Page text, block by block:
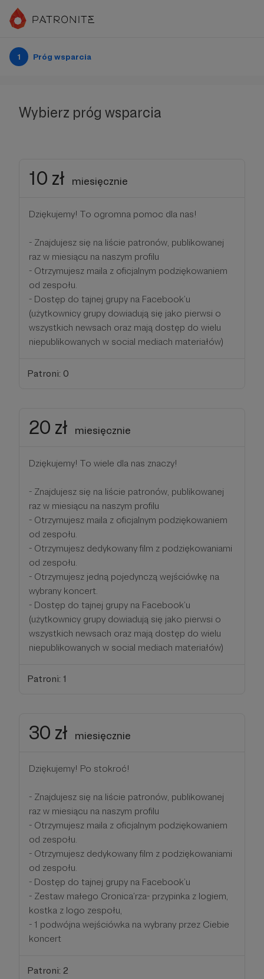
1 Próg wsparcia
Wybierz próg wsparcia
10 zł miesięcznie
Dziękujemy! To ogromna pomoc dla nas!
- Znajdujesz się na liście patronów, publikowanej
raz w miesiącu na naszym profilu
- Otrzymujesz maila z oficjalnym podziękowaniem
od zespołu.
- Dostęp do tajnej grupy na Facebook’u
(użytkownicy grupy dowiadują się jako pierwsi o
wszystkich newsach oraz mają dostęp do wielu
niepublikowanych w social mediach materiałów)
Patroni: 0
20 zł miesięcznie
Dziękujemy! To wiele dla nas znaczy!
- Znajdujesz się na liście patronów, publikowanej
raz w miesiącu na naszym profilu
- Otrzymujesz maila z oficjalnym podziękowaniem
od zespołu.
- Otrzymujesz dedykowany film z podziękowaniami
od zespołu.
- Otrzymujesz jedną pojedynczą wejściówkę na
wybrany koncert.
- Dostęp do tajnej grupy na Facebook’u
(użytkownicy grupy dowiadują się jako pierwsi o
wszystkich newsach oraz mają dostęp do wielu
niepublikowanych w social mediach materiałów)
Patroni: 1
30 zł miesięcznie
Dziękujemy! Po stokroć!
- Znajdujesz się na liście patronów, publikowanej
raz w miesiącu na naszym profilu
- Otrzymujesz maila z oficjalnym podziękowaniem
od zespołu.
- Otrzymujesz dedykowany film z podziękowaniami
od zespołu.
- Dostęp do tajnej grupy na Facebook’u
- Zestaw małego Cronica’rza- przypinka z logiem,
kostka z logo zespołu,
- 1 podwójna wejściówka na wybrany przez Ciebie
koncert
Patroni: 2